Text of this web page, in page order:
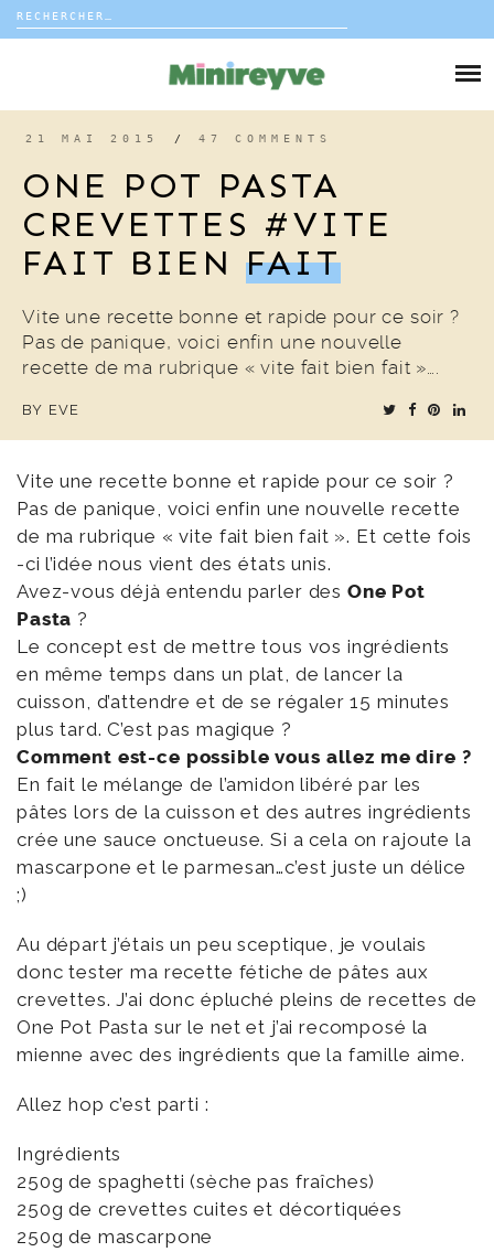
Rechercher :
DÉCO
VOYAGE
COUP DE COEUR
EDITORIAL
21 MAI 2015 / 47 COMMENTS
ONE POT PASTA
CREVETTES #VITE
FAIT BIEN FAIT
Vite une recette bonne et rapide pour ce soir ?
Pas de panique, voici enfin une nouvelle
recette de ma rubrique « vite fait bien fait »….
BY EVE
Vite une recette bonne et rapide pour ce soir ?
Pas de panique, voici enfin une nouvelle recette
de ma rubrique « vite fait bien fait ». Et cette fois
-ci l’idée nous vient des états unis.
Avez-vous déjà entendu parler des One Pot
Pasta ?
Le concept est de mettre tous vos ingrédients
en même temps dans un plat, de lancer la
cuisson, d’attendre et de se régaler 15 minutes
plus tard. C’est pas magique ?
Comment est-ce possible vous allez me dire ?
En fait le mélange de l’amidon libéré par les
pâtes lors de la cuisson et des autres ingrédients
crée une sauce onctueuse. Si a cela on rajoute la
mascarpone et le parmesan…c’est juste un délice
;)
Au départ j’étais un peu sceptique, je voulais
donc tester ma recette fétiche de pâtes aux
crevettes. J’ai donc épluché pleins de recettes de
One Pot Pasta sur le net et j’ai recomposé la
mienne avec des ingrédients que la famille aime.
Allez hop c’est parti :
Ingrédients
250g de spaghetti (sèche pas fraîches)
250g de crevettes cuites et décortiquées
250g de mascarpone